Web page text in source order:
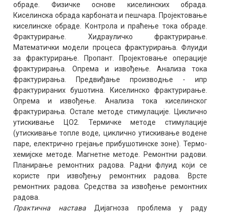
обраде. Физичке основе киселинских обрада.
Киселинска обрада карбоната и пешчара. Пројектовање
киселинске обраде. Контрола и праћење тока обраде.
Фрактурирање. Хидрауличко фрактурирање.
Математички модели процеса фрактурирања. Флуиди
за фрактурирање. Пропант. Пројектовање операције
фрактурирања. Опрема и извођење. Анализа тока
фрактурирања. Предвиђање производње - ипр
фрактурираних бушотина. Киселинско фрактурирање.
Опрема и извођење. Анализа тока киселинског
фрактурирања. Остале методе стимулације. Циклично
утискивање ЦО2. Термичке методе стимулације
(утискивање топле воде, циклично утискивање водене
паре, електрично грејање прибушотинске зоне). Термо-
хемијске методе. Магнетне методе. Ремонтни радови.
Планирање ремонтних радова. Радни флуид који се
користе при извођењу ремонтних радова. Врсте
ремонтних радова. Средства за извођење ремонтних
радова.
Практична настава Дијагноза проблема у раду